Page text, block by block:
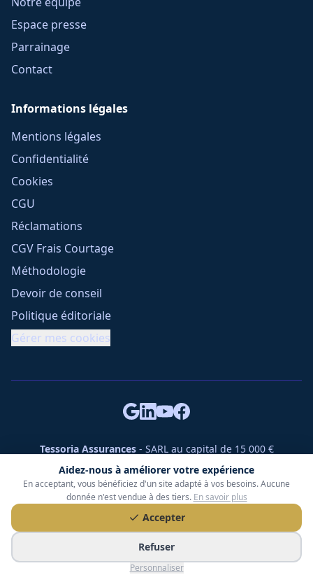
Aidez-nous à améliorer votre expérience
En acceptant, vous bénéficiez d'un site adapté à vos besoins. Aucune
donnée n'est vendue à des tiers. En savoir plus
Accepter
Refuser
Personnaliser
Espace presse
Parrainage
Contact
Informations légales
Mentions légales
Confidentialité
Cookies
CGU
Réclamations
CGV Frais Courtage
Méthodologie
Devoir de conseil
Politique éditoriale
Gérer mes cookies
Tessoria Assurances- SARL au capital de 15 000 €
ORIAS n° 25007309 - RCS 990 206 179 - Membre du réseau
360 Courtage
RC Pro : Klarity - Contrat n° CCOUK000785
49 chemin des Gardettes Sine, 06570 Saint-Paul-de-Vence
© Tessoria Assurances. Tous droits réservés.